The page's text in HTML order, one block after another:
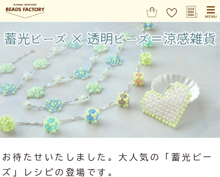
お待たせいたしました。大人気の「蓄光ビー
ズ」レシピの登場です。